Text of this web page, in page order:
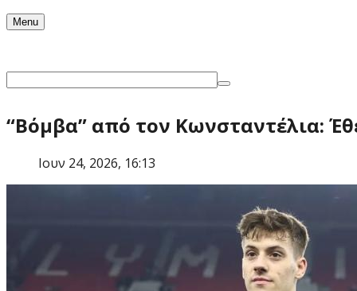
Menu
“Βόμβα” από τον Κωνσταντέλια:
Ιουν 24, 2026, 16:13